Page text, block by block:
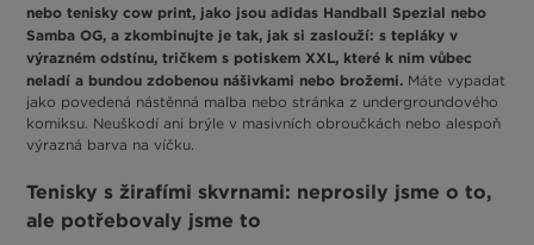
nebo tenisky cow print, jako jsou adidas Handball Spezial nebo
Samba OG, a zkombinujte je tak, jak si zaslouží: s tepláky v
výrazném odstínu, tričkem s potiskem XXL, které k nim vůbec
neladí a bundou zdobenou nášivkami nebo brožemi. Máte vypadat
jako povedená nástěnná malba nebo stránka z undergroundového
komiksu. Neuškodí ani brýle v masivních obroučkách nebo alespoň
výrazná barva na víčku.
Tenisky s žirafími skvrnami: neprosily jsme o to,
ale potřebovaly jsme to